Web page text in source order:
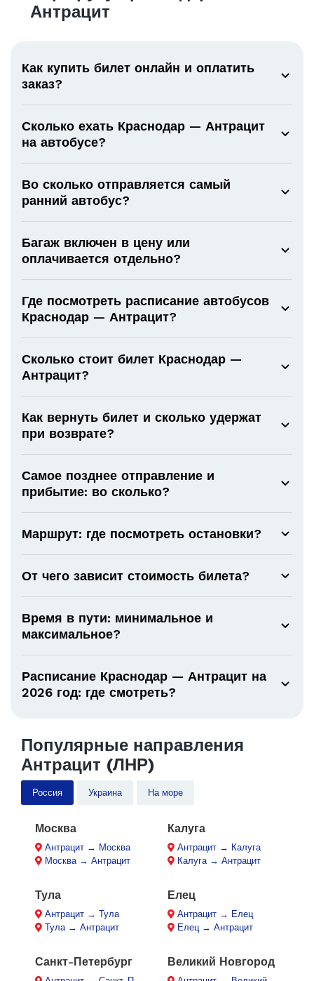
Антрацит
Как купить билет онлайн и оплатить
заказ?
Сколько ехать Краснодар — Антрацит
на автобусе?
Во сколько отправляется самый
ранний автобус?
Багаж включен в цену или
оплачивается отдельно?
Где посмотреть расписание автобусов
Краснодар — Антрацит?
Сколько стоит билет Краснодар —
Антрацит?
Как вернуть билет и сколько удержат
при возврате?
Самое позднее отправление и
прибытие: во сколько?
Маршрут: где посмотреть остановки?
От чего зависит стоимость билета?
Время в пути: минимальное и
максимальное?
Расписание Краснодар — Антрацит на
2026 год: где смотреть?
Популярные направления
Антрацит (ЛНР)
Россия Украина На море
Москва
Антрацит → Москва
Москва → Антрацит
Калуга
Антрацит → Калуга
Калуга → Антрацит
Тула
Антрацит → Тула
Тула → Антрацит
Елец
Антрацит → Елец
Елец → Антрацит
Санкт-Петербург Великий Новгород